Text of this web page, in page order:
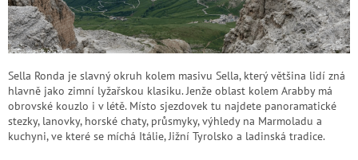
Sella Ronda je slavný okruh kolem masivu Sella, který většina lidí zná
hlavně jako zimní lyžařskou klasiku. Jenže oblast kolem Arabby má
obrovské kouzlo i v létě. Místo sjezdovek tu najdete panoramatické
stezky, lanovky, horské chaty, průsmyky, výhledy na Marmoladu a
kuchyni, ve které se míchá Itálie, Jižní Tyrolsko a ladinská tradice.